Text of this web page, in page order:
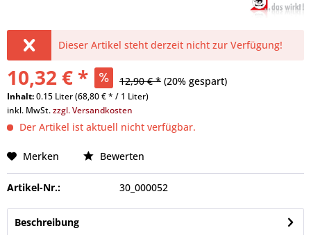
Dieser Artikel steht derzeit nicht zur Verfügung!
10,32 € * 12,90 € * (20% gespart)
Inhalt:0.15 Liter (68,80 € * / 1 Liter)
inkl. MwSt.zzgl. Versandkosten
Der Artikel ist aktuell nicht verfügbar.
Merken Bewerten
Artikel-Nr.: 30_000052
Beschreibung